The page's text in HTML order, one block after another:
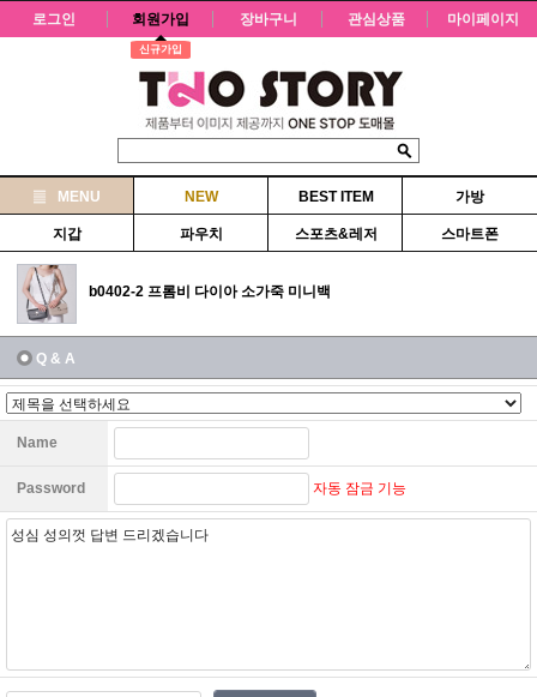
로그인 회원가입
신규가입
장바구니 관심상품 마이페이지
MENU NEW BEST ITEM 가방
지갑 파우치 스포츠&레저 스마트폰
b0402-2 프롬비 다이아 소가죽 미니백
Q & A
Name
Password 자동 잠금 기능